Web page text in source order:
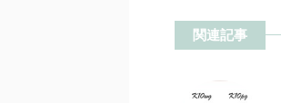
関連記事